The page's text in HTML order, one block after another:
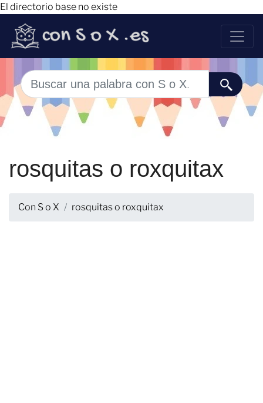
El directorio base no existe
rosquitas o roxquitax
Con S o X rosquitas o roxquitax